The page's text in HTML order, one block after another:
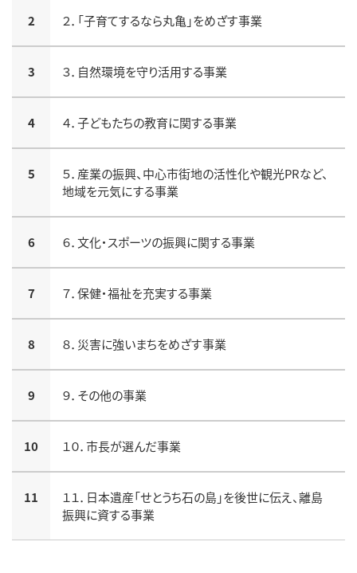
2 ２．「子育てするなら丸亀」をめざす事業
3 ３．自然環境を守り活用する事業
4 ４．子どもたちの教育に関する事業
5
５．産業の振興、中心市街地の活性化や観光PRなど、
地域を元気にする事業
6 ６．文化・スポーツの振興に関する事業
7 ７．保健・福祉を充実する事業
8 ８．災害に強いまちをめざす事業
9 ９．その他の事業
10 １０．市長が選んだ事業
11
１１．日本遺産「せとうち石の島」を後世に伝え、離島
振興に資する事業